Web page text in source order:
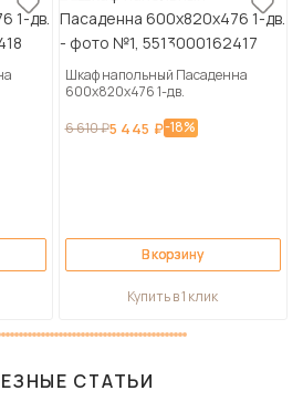
Шкаф напольный Пасаденна
600х820х476 1-дв.
6 610 ₽5 445 ₽-18%
В корзину
Купить в 1 клик
СТАТЬИ